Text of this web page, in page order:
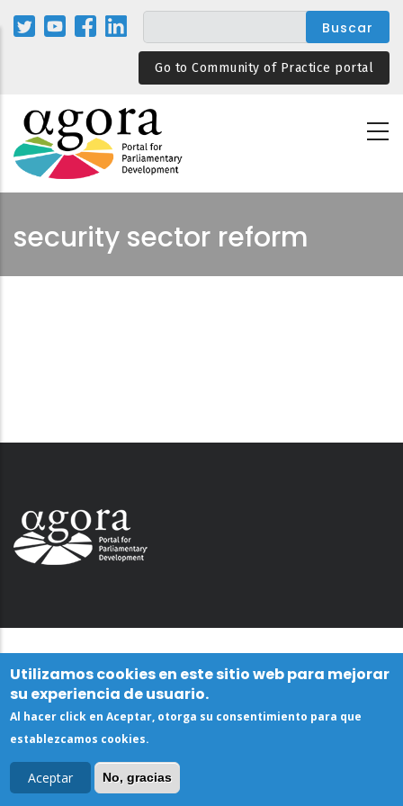
Pasar
Go to Community of Practice portal
security sector reform
Utilizamos cookies en este sitio web para mejorar
su experiencia de usuario.
Al hacer click en Aceptar, otorga su consentimiento para que
establezcamos cookies.
Aceptar No, gracias